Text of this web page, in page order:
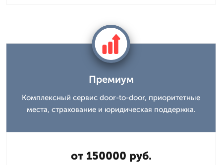
Премиум
Комплексный сервис door-to-door, приоритетные
места, страхование и юридическая поддержка.
от 150000 руб.